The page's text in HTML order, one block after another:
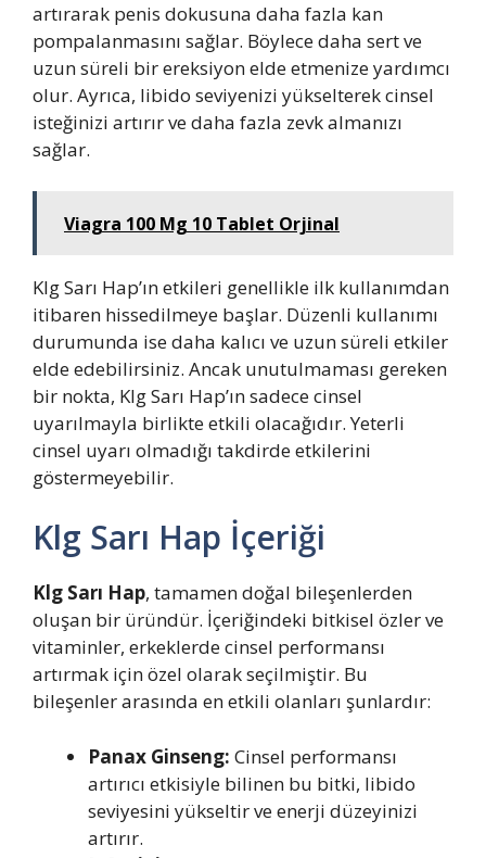
artırarak penis dokusuna daha fazla kan
pompalanmasını sağlar. Böylece daha sert ve
uzun süreli bir ereksiyon elde etmenize yardımcı
olur. Ayrıca, libido seviyenizi yükselterek cinsel
isteğinizi artırır ve daha fazla zevk almanızı
sağlar.
Viagra 100 Mg 10 Tablet Orjinal
Klg Sarı Hap’ın etkileri genellikle ilk kullanımdan
itibaren hissedilmeye başlar. Düzenli kullanımı
durumunda ise daha kalıcı ve uzun süreli etkiler
elde edebilirsiniz. Ancak unutulmaması gereken
bir nokta, Klg Sarı Hap’ın sadece cinsel
uyarılmayla birlikte etkili olacağıdır. Yeterli
cinsel uyarı olmadığı takdirde etkilerini
göstermeyebilir.
Klg Sarı Hap İçeriği
Klg Sarı Hap, tamamen doğal bileşenlerden
oluşan bir üründür. İçeriğindeki bitkisel özler ve
vitaminler, erkeklerde cinsel performansı
artırmak için özel olarak seçilmiştir. Bu
bileşenler arasında en etkili olanları şunlardır:
Panax Ginseng: Cinsel performansı
artırıcı etkisiyle bilinen bu bitki, libido
seviyesini yükseltir ve enerji düzeyinizi
artırır.